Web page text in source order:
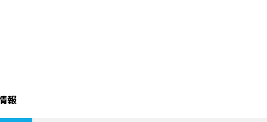
報